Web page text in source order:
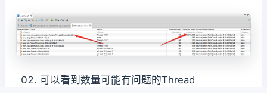
可以看到数量可能有问题的Thread